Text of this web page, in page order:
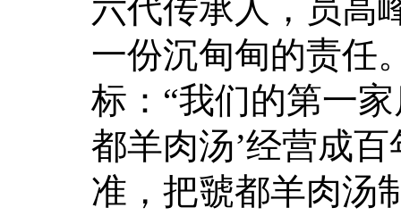
六代传承人，员高
一份沉甸甸的责任
标：“我们的第一
都羊肉汤’经营成
准，把虢都羊肉汤